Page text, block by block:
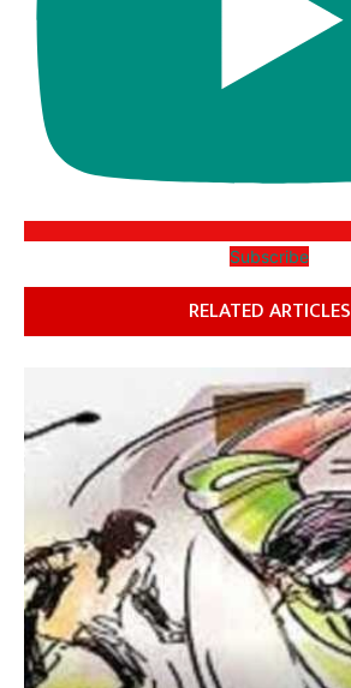
Subscribe
RELATED ARTICLES